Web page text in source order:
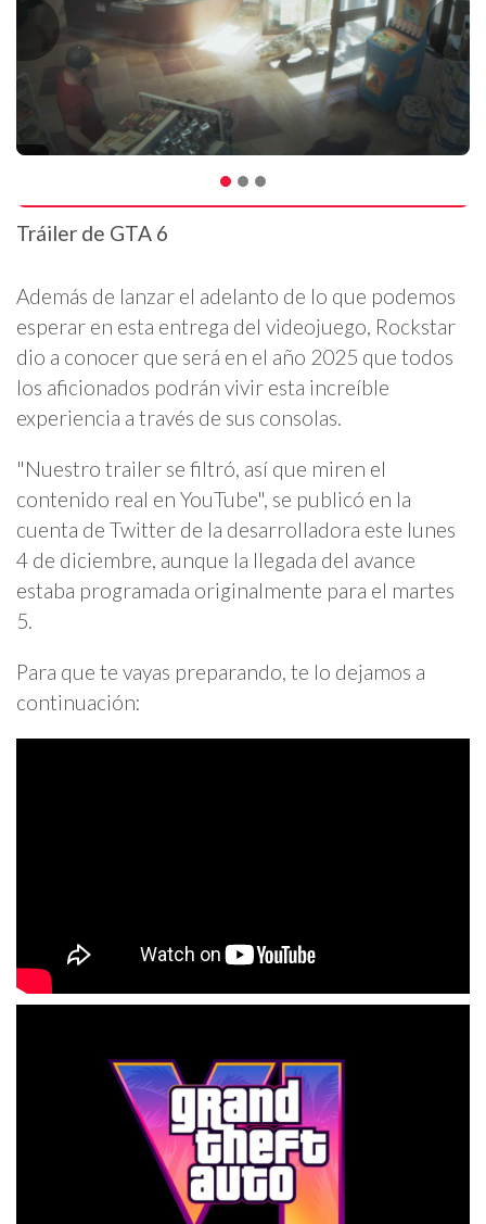
Tráiler de GTA 6
Además de lanzar el adelanto de lo que podemos
esperar en esta entrega del videojuego, Rockstar
dio a conocer que será en el año 2025 que todos
los aficionados podrán vivir esta increíble
experiencia a través de sus consolas.
"Nuestro trailer se filtró, así que miren el
contenido real en YouTube", se publicó en la
cuenta de Twitter de la desarrolladora este lunes
4 de diciembre, aunque la llegada del avance
estaba programada originalmente para el martes
5.
Para que te vayas preparando, te lo dejamos a
continuación: